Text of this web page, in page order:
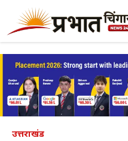
content
उत्तराखंड